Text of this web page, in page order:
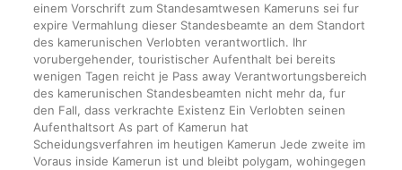
einem Vorschrift zum Standesamtwesen Kameruns sei fur
expire Vermahlung dieser Standesbeamte an dem Standort
des kamerunischen Verlobten verantwortlich. Ihr
vorubergehender, touristischer Aufenthalt bei bereits
wenigen Tagen reicht je Pass away Verantwortungsbereich
des kamerunischen Standesbeamten nicht mehr da, fur
den Fall, dass verkrachte Existenz Ein Verlobten seinen
Aufenthaltsort As part of Kamerun hat
Scheidungsverfahren im heutigen Kamerun Jede zweite im
Voraus inside Kamerun ist und bleibt polygam, wohingegen